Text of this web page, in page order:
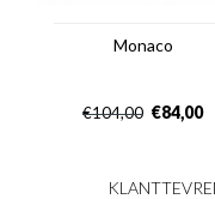
Monaco
€104,00 €84,00